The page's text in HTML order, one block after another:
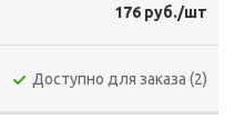
176 руб./шт
Доступно для заказа (2)